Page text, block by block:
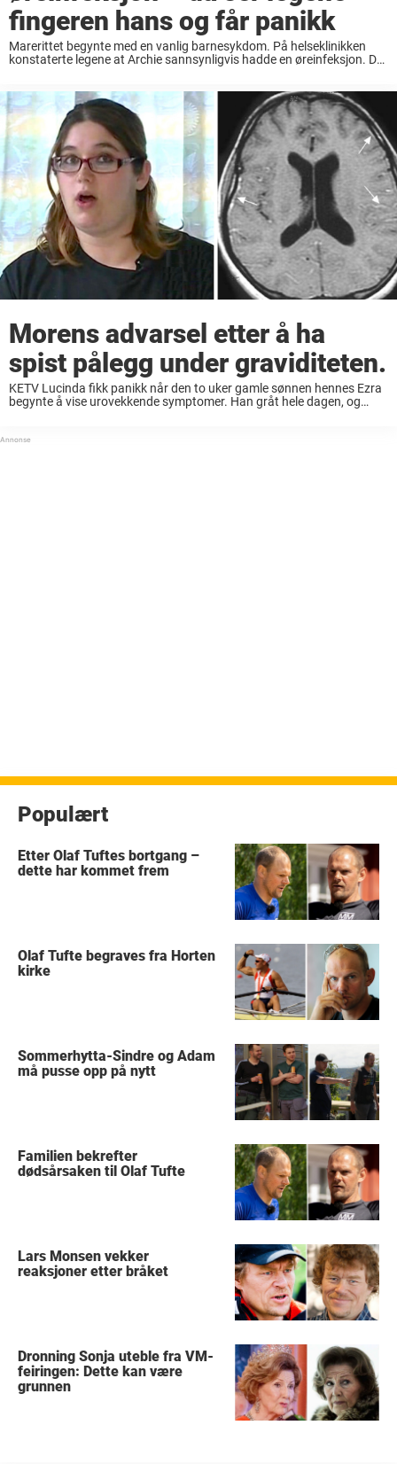
fingeren hans og får panikk
Marerittet begynte med en vanlig barnesykdom. På helseklinikken
konstaterte legene at Archie sannsynligvis hadde en øreinfeksjon. De
Morens advarsel etter å ha
spist pålegg under graviditeten.
KETV Lucinda fikk panikk når den to uker gamle sønnen hennes Ezra
begynte å vise urovekkende symptomer. Han gråt hele dagen, og
Populært
Etter Olaf Tuftes bortgang –
dette har kommet frem
Olaf Tufte begraves fra Horten
kirke
Sommerhytta-Sindre og Adam
må pusse opp på nytt
Familien bekrefter
dødsårsaken til Olaf Tufte
Lars Monsen vekker
reaksjoner etter bråket
Dronning Sonja uteble fra VM-
feiringen: Dette kan være
grunnen